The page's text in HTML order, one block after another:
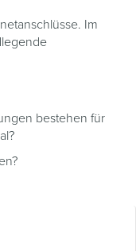
Im
bestehen für